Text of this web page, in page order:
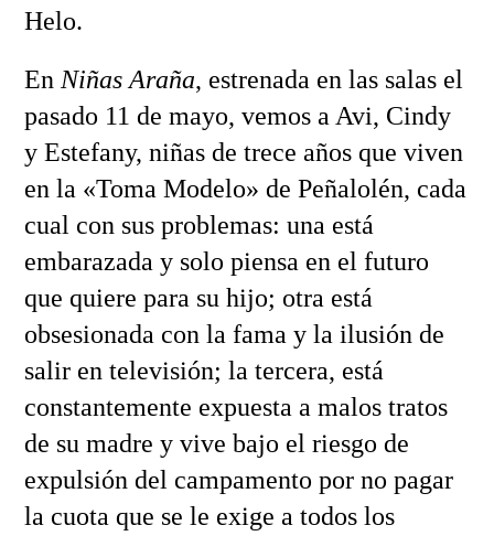
Helo.
En Niñas Araña, estrenada en las salas el
pasado 11 de mayo, vemos a Avi, Cindy
y Estefany, niñas de trece años que viven
en la «Toma Modelo» de Peñalolén, cada
cual con sus problemas: una está
embarazada y solo piensa en el futuro
que quiere para su hijo; otra está
obsesionada con la fama y la ilusión de
salir en televisión; la tercera, está
constantemente expuesta a malos tratos
de su madre y vive bajo el riesgo de
expulsión del campamento por no pagar
la cuota que se le exige a todos los